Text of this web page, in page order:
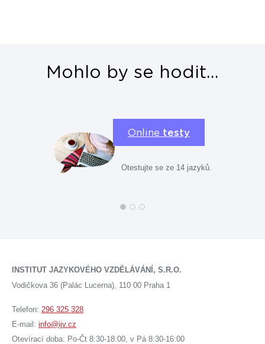
Mohlo by se hodit...
Online testy
Otestujte se ze 14 jazyků.
INSTITUT JAZYKOVÉHO VZDĚLÁVÁNÍ, S.R.O.
Vodičkova 36 (Palác Lucerna), 110 00 Praha 1
Telefon: 296 325 328
E-mail: info@ijv.cz
Otevírací doba: Po-Čt 8:30-18:00, v Pá 8:30-16:00